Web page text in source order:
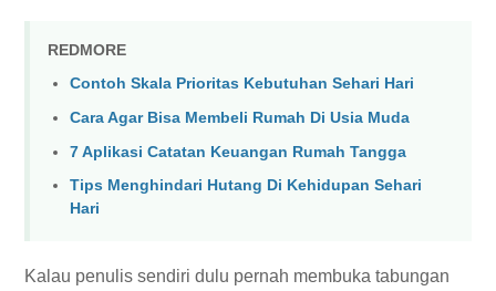
REDMORE
Contoh Skala Prioritas Kebutuhan Sehari Hari
Cara Agar Bisa Membeli Rumah Di Usia Muda
7 Aplikasi Catatan Keuangan Rumah Tangga
Tips Menghindari Hutang Di Kehidupan Sehari
Hari
Kalau penulis sendiri dulu pernah membuka tabungan